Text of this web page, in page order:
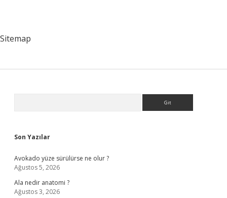
Sitemap
Son Yazılar
Avokado yüze sürülürse ne olur ?
Ağustos 5, 2026
Ala nedir anatomi ?
Ağustos 3, 2026